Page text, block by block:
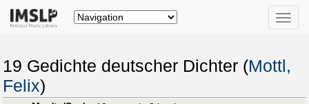
Toggle
19 Gedichte deutscher Dichter (Mottl,
Felix)